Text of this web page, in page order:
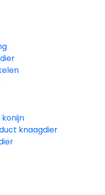
knaagdier